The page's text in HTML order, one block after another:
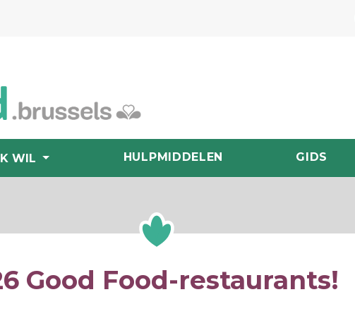
IK WIL HULPMIDDELEN GIDS
Good Food-restaurants!